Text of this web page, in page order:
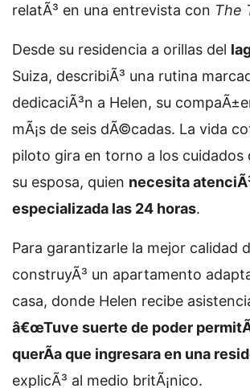
relatÃ³ en una entrevista con The
Desde su residencia a orillas del
Suiza, describiÃ³ una rutina
dedicaciÃ³n a Helen, su
mÃ¡s de seis dÃ©cadas. La vida
piloto gira en torno a los cuidados
su esposa, quien necesita
especializada las 24 horas.
Para garantizarle la mejor calidad
construyÃ³ un apartamento
casa, donde Helen recibe
â€œTuve suerte de poder
querÃ­a que ingresara en una
explicÃ³ al medio britÃ¡nico.